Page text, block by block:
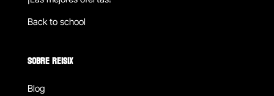
Back to school
SOBRE REISIX
Blog